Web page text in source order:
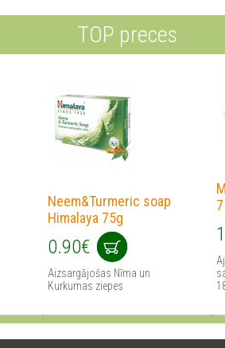
TOP preces
Neem&Turmeric soap
Himalaya 75g
0.90€
Aizsargājošas Nīma un
Kurkumas ziepes